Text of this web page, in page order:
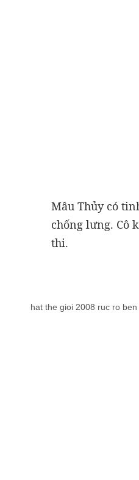
Mâu Thủy có
chống lưng. Cô
thi.